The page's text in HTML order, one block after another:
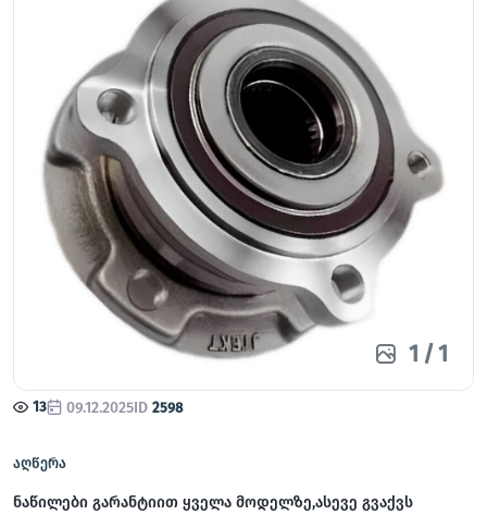
1 /1
13 09.12.2025ID 2598
აღწერა
ნაწილები გარანტიით ყველა მოდელზე,ასევე გვაქვს